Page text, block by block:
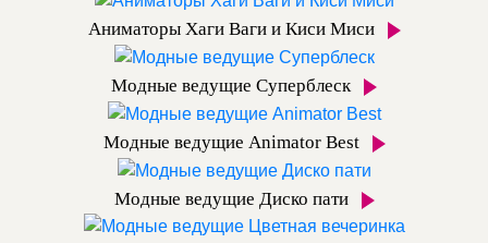
Аниматоры Хаги Ваги и Киси Миси
Модные ведущие Суперблеск
Модные ведущие Animator Best
Модные ведущие Диско пати